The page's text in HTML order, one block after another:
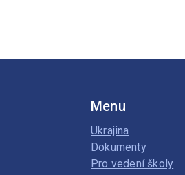
Menu
Ukrajina
Dokumenty
Pro vedení školy